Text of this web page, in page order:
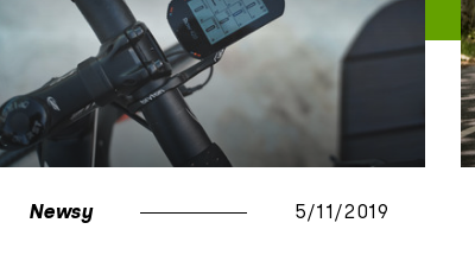
Newsy 5/11/2019